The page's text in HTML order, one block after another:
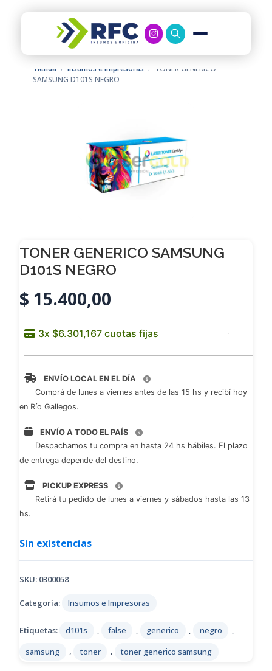
RFC Soluciones
Con 35 años de experiencia, RFC se especializa en muebles de oficina, soluciones tecnológicas y servicio técnico en Río Gallegos. Equipamos espacios de trabajo modernos y eficientes.
Tienda / Insumos e Impresoras /
TONER GENERICO
SAMSUNG D101S NEGRO
TONER GENERICO SAMSUNG
D101S NEGRO
$ 15.400,00
ENVÍO LOCAL EN EL DÍA
Comprá de lunes a viernes antes de las 15 hs y recibí hoy
en Río Gallegos.
ENVÍO A TODO EL PAÍS
Despachamos tu compra en hasta 24 hs hábiles. El plazo
de entrega depende del destino.
PICKUP EXPRESS
Retirá tu pedido de lunes a viernes y sábados hasta las 13
hs.
Sin existencias
SKU: 0300058
Categoría: Insumos e Impresoras
Etiquetas: d101s , false , generico , negro
,
samsung
, toner , toner generico samsung